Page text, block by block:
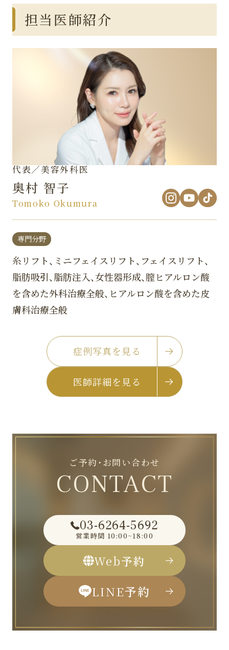
担当医師紹介
代表／美容外科医
奥村 智子
Tomoko Okumura
専門分野
糸リフト、ミニフェイスリフト、フェイスリフト、
脂肪吸引、脂肪注入、女性器形成、膣ヒアルロン酸
を含めた外科治療全般、ヒアルロン酸を含めた皮
膚科治療全般
症例写真を見る
医師詳細を見る
ご予約・お問い合わせ
CONTACT
03-6264-5692
営業時間 10:00~18:00
Web予約
LINE予約